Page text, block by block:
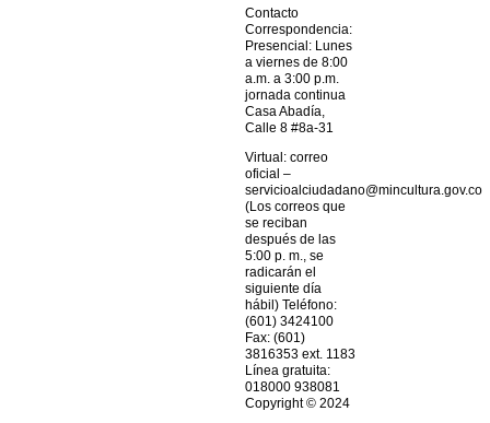
Contacto
Correspondencia:
Presencial: Lunes
a viernes de 8:00
a.m. a 3:00 p.m.
jornada continua
Casa Abadía,
Calle 8 #8a-31
Virtual: correo
oficial –
servicioalciudadano@mincultura.gov.co
(Los correos que
se reciban
después de las
5:00 p. m., se
radicarán el
siguiente día
hábil) Teléfono:
(601) 3424100
Fax: (601)
3816353 ext. 1183
Línea gratuita:
018000 938081
Copyright © 2024